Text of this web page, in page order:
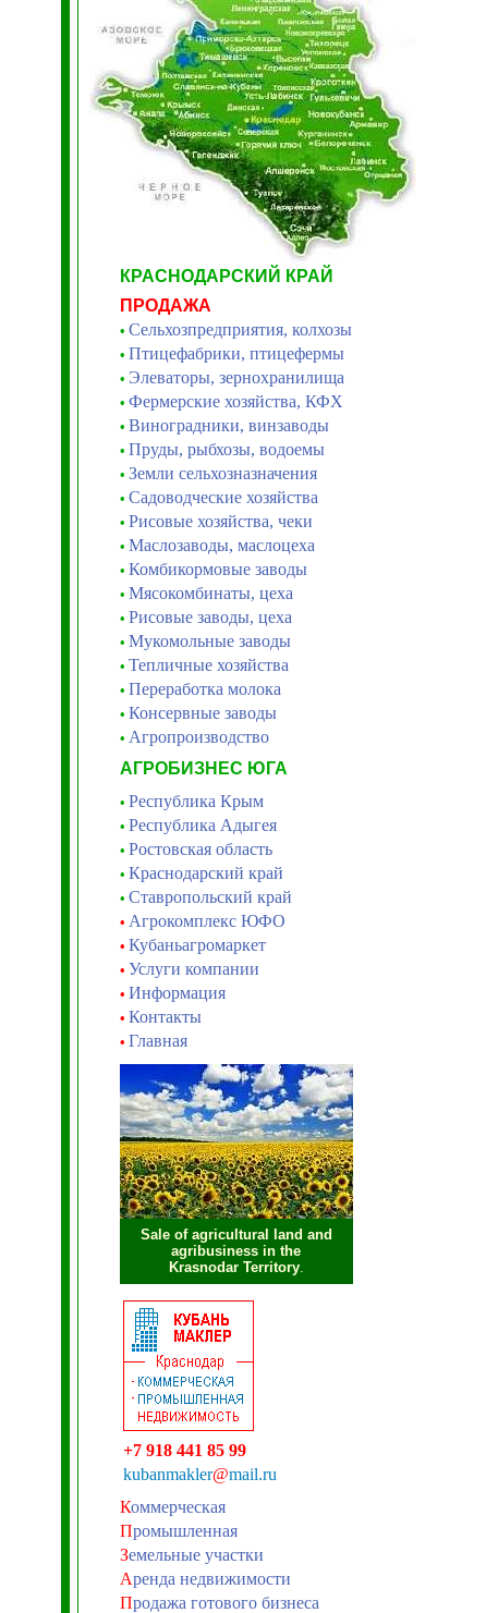
КРАСНОДАРСКИЙ КРАЙ
ПРОДАЖА
• Сельхозпредприятия, колхозы
• Птицефабрики, птицефермы
• Элеваторы, зернохранилища
• Фермерские хозяйства, КФХ
• Виноградники, винзаводы
• Пруды, рыбхозы, водоемы
• Земли сельхозназначения
• Садоводческие хозяйства
• Рисовые хозяйства, чеки
• Маслозаводы, маслоцеха
• Комбикормовые заводы
• Мясокомбинаты, цеха
• Рисовые заводы, цеха
• Мукомольные заводы
• Тепличные хозяйства
• Переработка молока
• Консервные заводы
• Агропроизводство
АГРОБИЗНЕС ЮГА
• Республика Крым
• Республика Адыгея
• Ростовская область
• Краснодарский край
• Ставропольский край
• Агрокомплекс ЮФО
• Кубаньагромаркет
• Услуги компании
• Информация
• Контакты
• Главная
Sale of agricultural land and
agribusiness in the
Krasnodar Territory.
+7 918 441 85 99
kubanmakler@mail.ru
Коммерческая
Промышленная
Земельные участки
Аренда недвижимости
Продажа готового бизнеса